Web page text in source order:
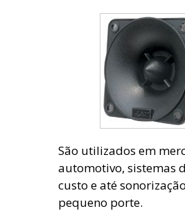
São utilizados em
automotivo, sistemas
custo e até
pequeno porte.